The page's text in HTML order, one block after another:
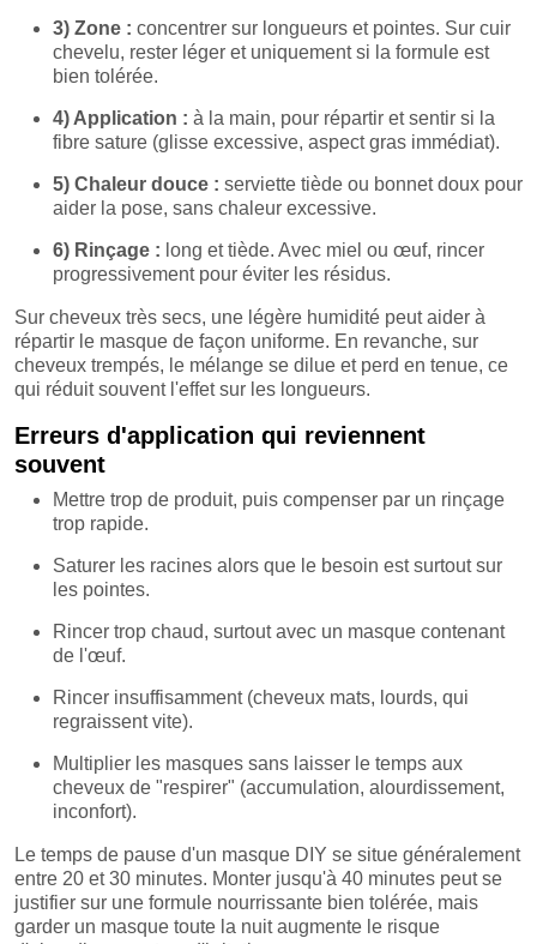
3) Zone : concentrer sur longueurs et pointes. Sur cuir
chevelu, rester léger et uniquement si la formule est
bien tolérée.
4) Application : à la main, pour répartir et sentir si la
fibre sature (glisse excessive, aspect gras immédiat).
5) Chaleur douce : serviette tiède ou bonnet doux pour
aider la pose, sans chaleur excessive.
6) Rinçage : long et tiède. Avec miel ou œuf, rincer
progressivement pour éviter les résidus.
Sur cheveux très secs, une légère humidité peut aider à
répartir le masque de façon uniforme. En revanche, sur
cheveux trempés, le mélange se dilue et perd en tenue, ce
qui réduit souvent l'effet sur les longueurs.
Erreurs d'application qui reviennent
souvent
Mettre trop de produit, puis compenser par un rinçage
trop rapide.
Saturer les racines alors que le besoin est surtout sur
les pointes.
Rincer trop chaud, surtout avec un masque contenant
de l'œuf.
Rincer insuffisamment (cheveux mats, lourds, qui
regraissent vite).
Multiplier les masques sans laisser le temps aux
cheveux de "respirer" (accumulation, alourdissement,
inconfort).
Le temps de pause d'un masque DIY se situe généralement
entre 20 et 30 minutes. Monter jusqu'à 40 minutes peut se
justifier sur une formule nourrissante bien tolérée, mais
garder un masque toute la nuit augmente le risque